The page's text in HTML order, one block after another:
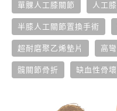
單髁人工膝關節 人工
半膝人工關節置換手術
超耐磨聚乙烯墊片 高
髖關節骨折 缺血性骨